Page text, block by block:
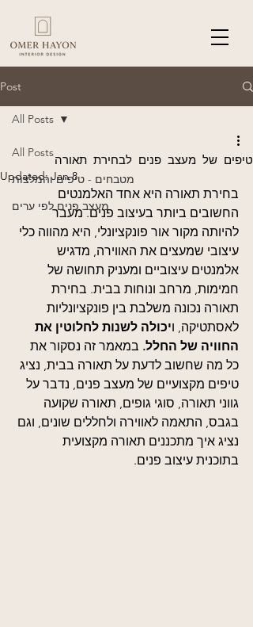
Post
All Posts
מטבחים - טיפים והמלצות
מעצב פנים לפי ערים
All Posts
טיפים של מעצב פנים לבחירת תאורה
Updated:Jan 8
בחירת תאורה היא אחד האלמנטים
החשובים ביותר בעיצוב פנים. מעבר
להיותה מקור אור פונקציונלי, היא מהווה כלי
עיצובי שמעצים את האווירה, מדגיש
אלמנטים עיצוביים ומעניק תחושה של
חמימות, מרחב ונוחות בבית. בחירת
תאורה נכונה משלבת בין פונקציונליות
לאסתטיקה, ויכולה לשנות לחלוטין את
החוויה של החלל. במאמר זה נסקור את
כל מה שחשוב לדעת על תאורה בבית, נציג
טיפים מקצועיים של מעצב פנים, נדבר על
גווני תאורה, סוגי גופים, תאורה שקועה
בגבס, התאמה לאווירה ולחללים שונים, וגם
נציג איך מתכננים תאורה מקצועית
בתוכנית עיצוב פנים.